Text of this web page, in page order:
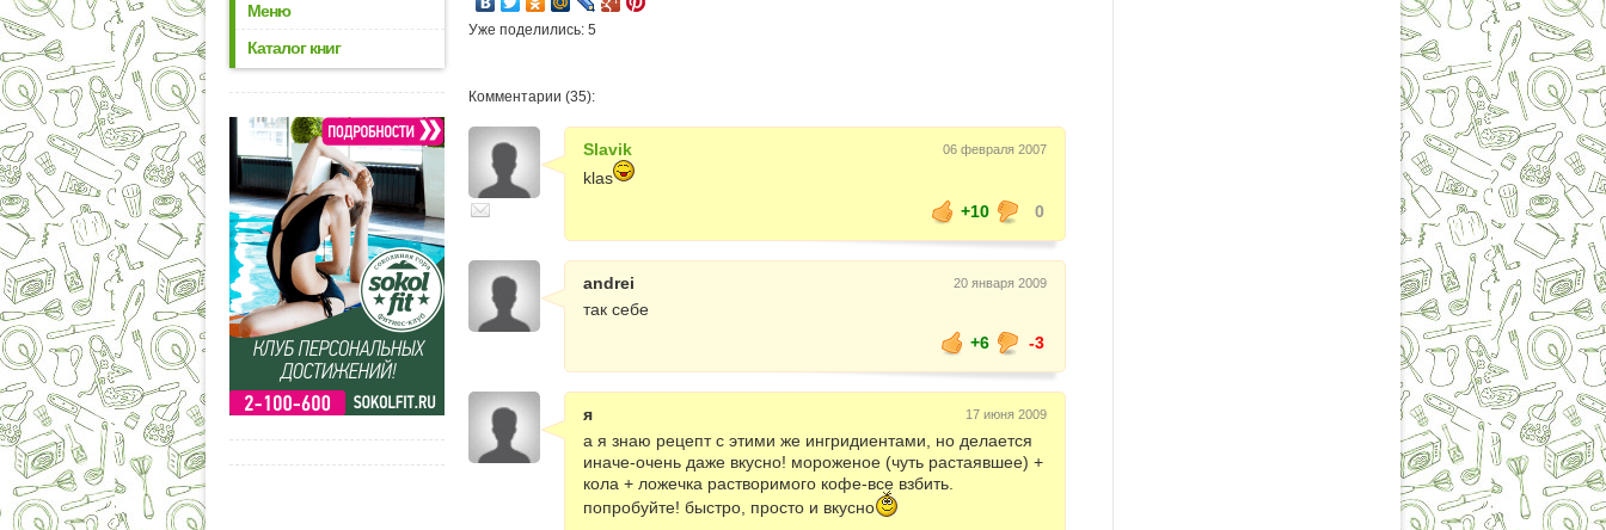
Меню
Каталог книг
Уже поделились: 5
Комментарии (35):
Slavik 06 февраля 2007
klas
+10
0
andrei 20 января 2009
так себе
+6
-3
я 17 июня 2009
а я знаю рецепт с этими же ингридиентами, но делается
иначе-очень даже вкусно! мороженое (чуть растаявшее) +
кола + ложечка растворимого кофе-все взбить.
попробуйте! быстро, просто и вкусно